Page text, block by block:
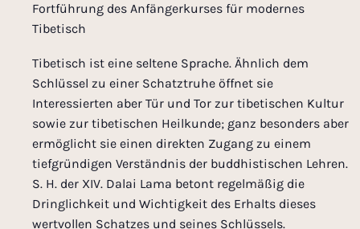
Fortführung des Anfängerkurses für modernes
Tibetisch
Tibetisch ist eine seltene Sprache. Ähnlich dem
Schlüssel zu einer Schatztruhe öffnet sie
Interessierten aber Tür und Tor zur tibetischen Kultur
sowie zur tibetischen Heilkunde; ganz besonders aber
ermöglicht sie einen direkten Zugang zu einem
tiefgründigen Verständnis der buddhistischen Lehren.
S. H. der XIV. Dalai Lama betont regelmäßig die
Dringlichkeit und Wichtigkeit des Erhalts dieses
wertvollen Schatzes und seines Schlüssels.